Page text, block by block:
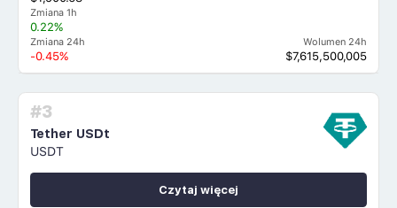
Zmiana 1h
0.22%
Zmiana 24h
-0.45%
Wolumen 24h
$7,615,500,005
#3
Tether USDt
USDT
Czytaj więcej